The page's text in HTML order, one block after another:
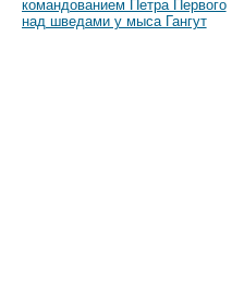
командованием Петра Первого
над шведами у мыса Гангут